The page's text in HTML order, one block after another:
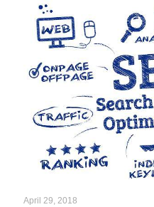
April 29, 2018